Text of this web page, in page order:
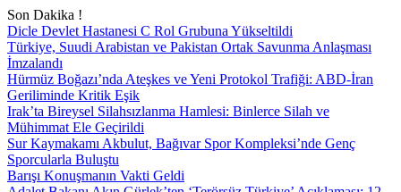
Son Dakika !
Dicle Devlet Hastanesi C Rol Grubuna Yükseltildi
Türkiye, Suudi Arabistan ve Pakistan Ortak Savunma Anlaşması
İmzalandı
Hürmüz Boğazı’nda Ateşkes ve Yeni Protokol Trafiği: ABD-İran
Geriliminde Kritik Eşik
Irak’ta Bireysel Silahsızlanma Hamlesi: Binlerce Silah ve
Mühimmat Ele Geçirildi
Sur Kaymakamı Akbulut, Bağıvar Spor Kompleksi’nde Genç
Sporcularla Buluştu
Barışı Konuşmanın Vakti Geldi